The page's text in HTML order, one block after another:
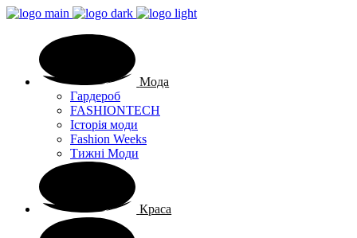
Мода
Гардероб
FASHIONTECH
Історія моди
Fashion Weeks
Тижні Моди
Краса